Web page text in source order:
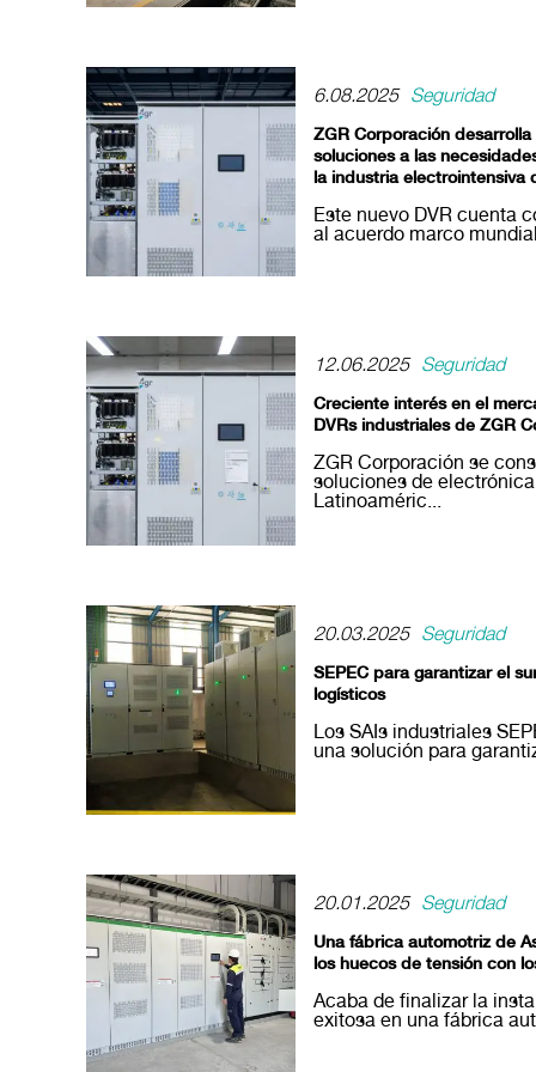
6.08.2025 Seguridad
ZGR Corporación
soluciones a las
la industria electrointensiva
Este nuevo DVR cuenta
al acuerdo marco
12.06.2025 Seguridad
Creciente interés en el
DVRs industriales de ZGR
ZGR Corporación se
soluciones de
Latinoaméric...
20.03.2025 Seguridad
SEPEC para garantizar el
logísticos
Los SAIs industriales
una solución para
20.01.2025 Seguridad
Una fábrica automotriz de
los huecos de tensión con
Acaba de finalizar la
exitosa en una fábrica